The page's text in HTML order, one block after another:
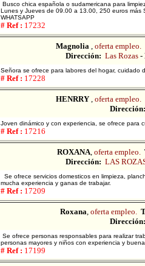
Busco chica española o sudamericana para
Lunes y Jueves de 09.00 a 13.00, 250 euros más
WHATSAPP
# Ref : 17232
Magnolia , oferta empleo.
Dirección: Las Rozas -
Señora se ofrece para labores del hogar, cuidado
# Ref : 17228
HENRRY , oferta empleo.
Dirección:
Joven dinámico y con experiencia, se ofrece para
# Ref : 17216
ROXANA, oferta empleo.
Dirección: LAS
Se ofrece servicios domesticos en limpieza,
mucha experiencia y ganas de trabajar.
# Ref : 17209
Roxana, oferta empleo.
Dirección:
Se ofrece personas responsables para realizar
personas mayores y niños con experiencia y
# Ref : 17199